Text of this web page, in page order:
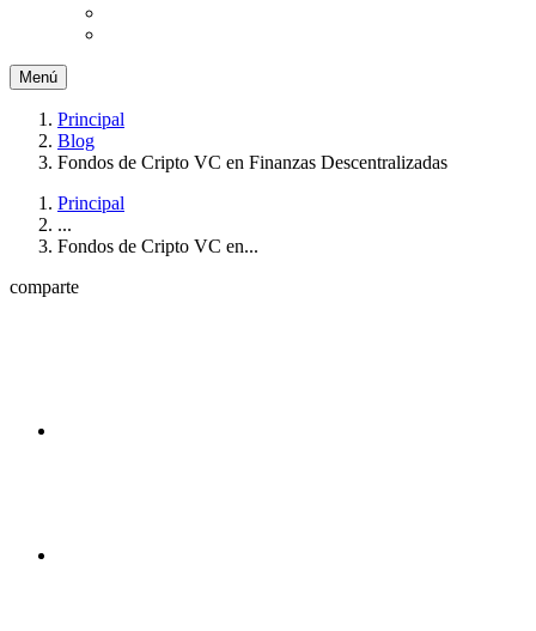
Menú
Principal
Blog
Fondos de Cripto VC en Finanzas Descentralizadas
Principal
...
Fondos de Cripto VC en...
comparte